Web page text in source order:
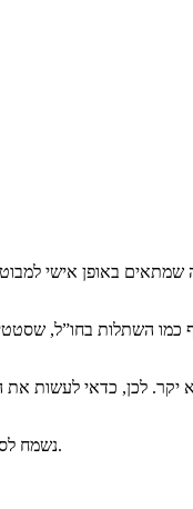
שמתאים באופן אישי
כמו השתלות בחו”ל,
יקר. לכן, כדאי לעשות
נשמח לסייע לכם בהרכבת סל ביטוח בריאות מלא ומותאם לכם. השאירו את הפרטים שלכם, ונציג שלנו יחזור אליכם בהקדם האפשרי.